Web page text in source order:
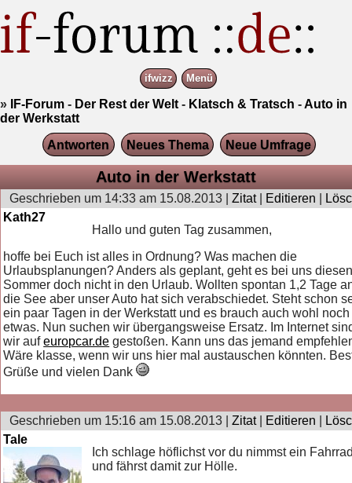
ifwizz Menü
» IF-Forum - Der Rest der Welt - Klatsch & Tratsch -Auto in
der Werkstatt
Antworten
Neues Thema Neue Umfrage
Auto in der Werkstatt
Geschrieben um 14:33 am 15.08.2013 | Zitat| Editieren
Kath27
Hallo und guten Tag zusammen,
hoffe bei Euch ist alles in Ordnung? Was machen die
Urlaubsplanungen? Anders als geplant, geht es bei uns
Sommer doch nicht in den Urlaub. Wollten spontan 1,2 Tage
die See aber unser Auto hat sich verabschiedet. Steht schon
ein paar Tagen in der Werkstatt und es brauch auch wohl noch
etwas. Nun suchen wir übergangsweise Ersatz. Im Internet
wir aufeuropcar.de gestoßen. Kann uns das jemand
Wäre klasse, wenn wir uns hier mal austauschen könnten.
Grüße und vielen Dank
Geschrieben um 15:16 am 15.08.2013 | Zitat| Editieren
Tale
Ich schlage höflichst vor du nimmst ein
und fährst damit zur Hölle.